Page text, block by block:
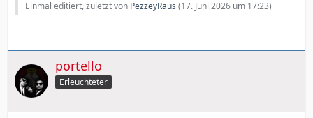
Einmal editiert, zuletzt von PezzeyRaus (17. Juni 2026 um 17:23)
portello
Erleuchteter